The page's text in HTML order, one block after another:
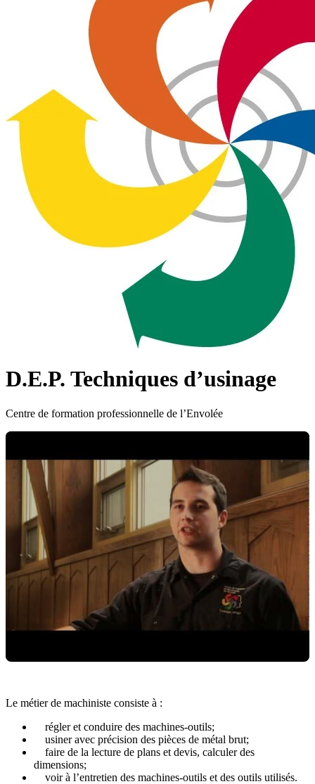
D.E.P. Techniques d’usinage
Centre de formation professionnelle de l’Envolée
Cliquez pour charger la vidéo
Le métier de machiniste consiste à :
régler et conduire des machines-outils;
usiner avec précision des pièces de métal brut;
faire de la lecture de plans et devis, calculer des
dimensions;
voir à l’entretien des machines-outils et des outils utilisés.